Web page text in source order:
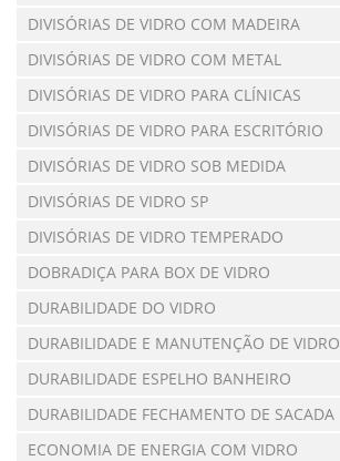
DIVISÓRIAS DE VIDRO COM MADEIRA
DIVISÓRIAS DE VIDRO COM METAL
DIVISÓRIAS DE VIDRO PARA CLÍNICAS
DIVISÓRIAS DE VIDRO PARA ESCRITÓRIO
DIVISÓRIAS DE VIDRO SOB MEDIDA
DIVISÓRIAS DE VIDRO SP
DIVISÓRIAS DE VIDRO TEMPERADO
DOBRADIÇA PARA BOX DE VIDRO
DURABILIDADE DO VIDRO
DURABILIDADE E MANUTENÇÃO DE VIDRO
DURABILIDADE ESPELHO BANHEIRO
DURABILIDADE FECHAMENTO DE SACADA
ECONOMIA DE ENERGIA COM VIDRO